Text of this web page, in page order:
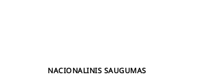
NACIONALINIS SAUGUMAS